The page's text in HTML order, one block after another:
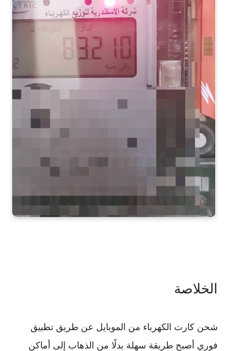
الخلاصة
شحن كارت الكهرباء من الموبايل عن طريق تطبيق
فوري أصبح طريقة سهلة بدلًا من الذهاب إلى أماكن